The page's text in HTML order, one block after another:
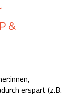
&
erspart (z.B.